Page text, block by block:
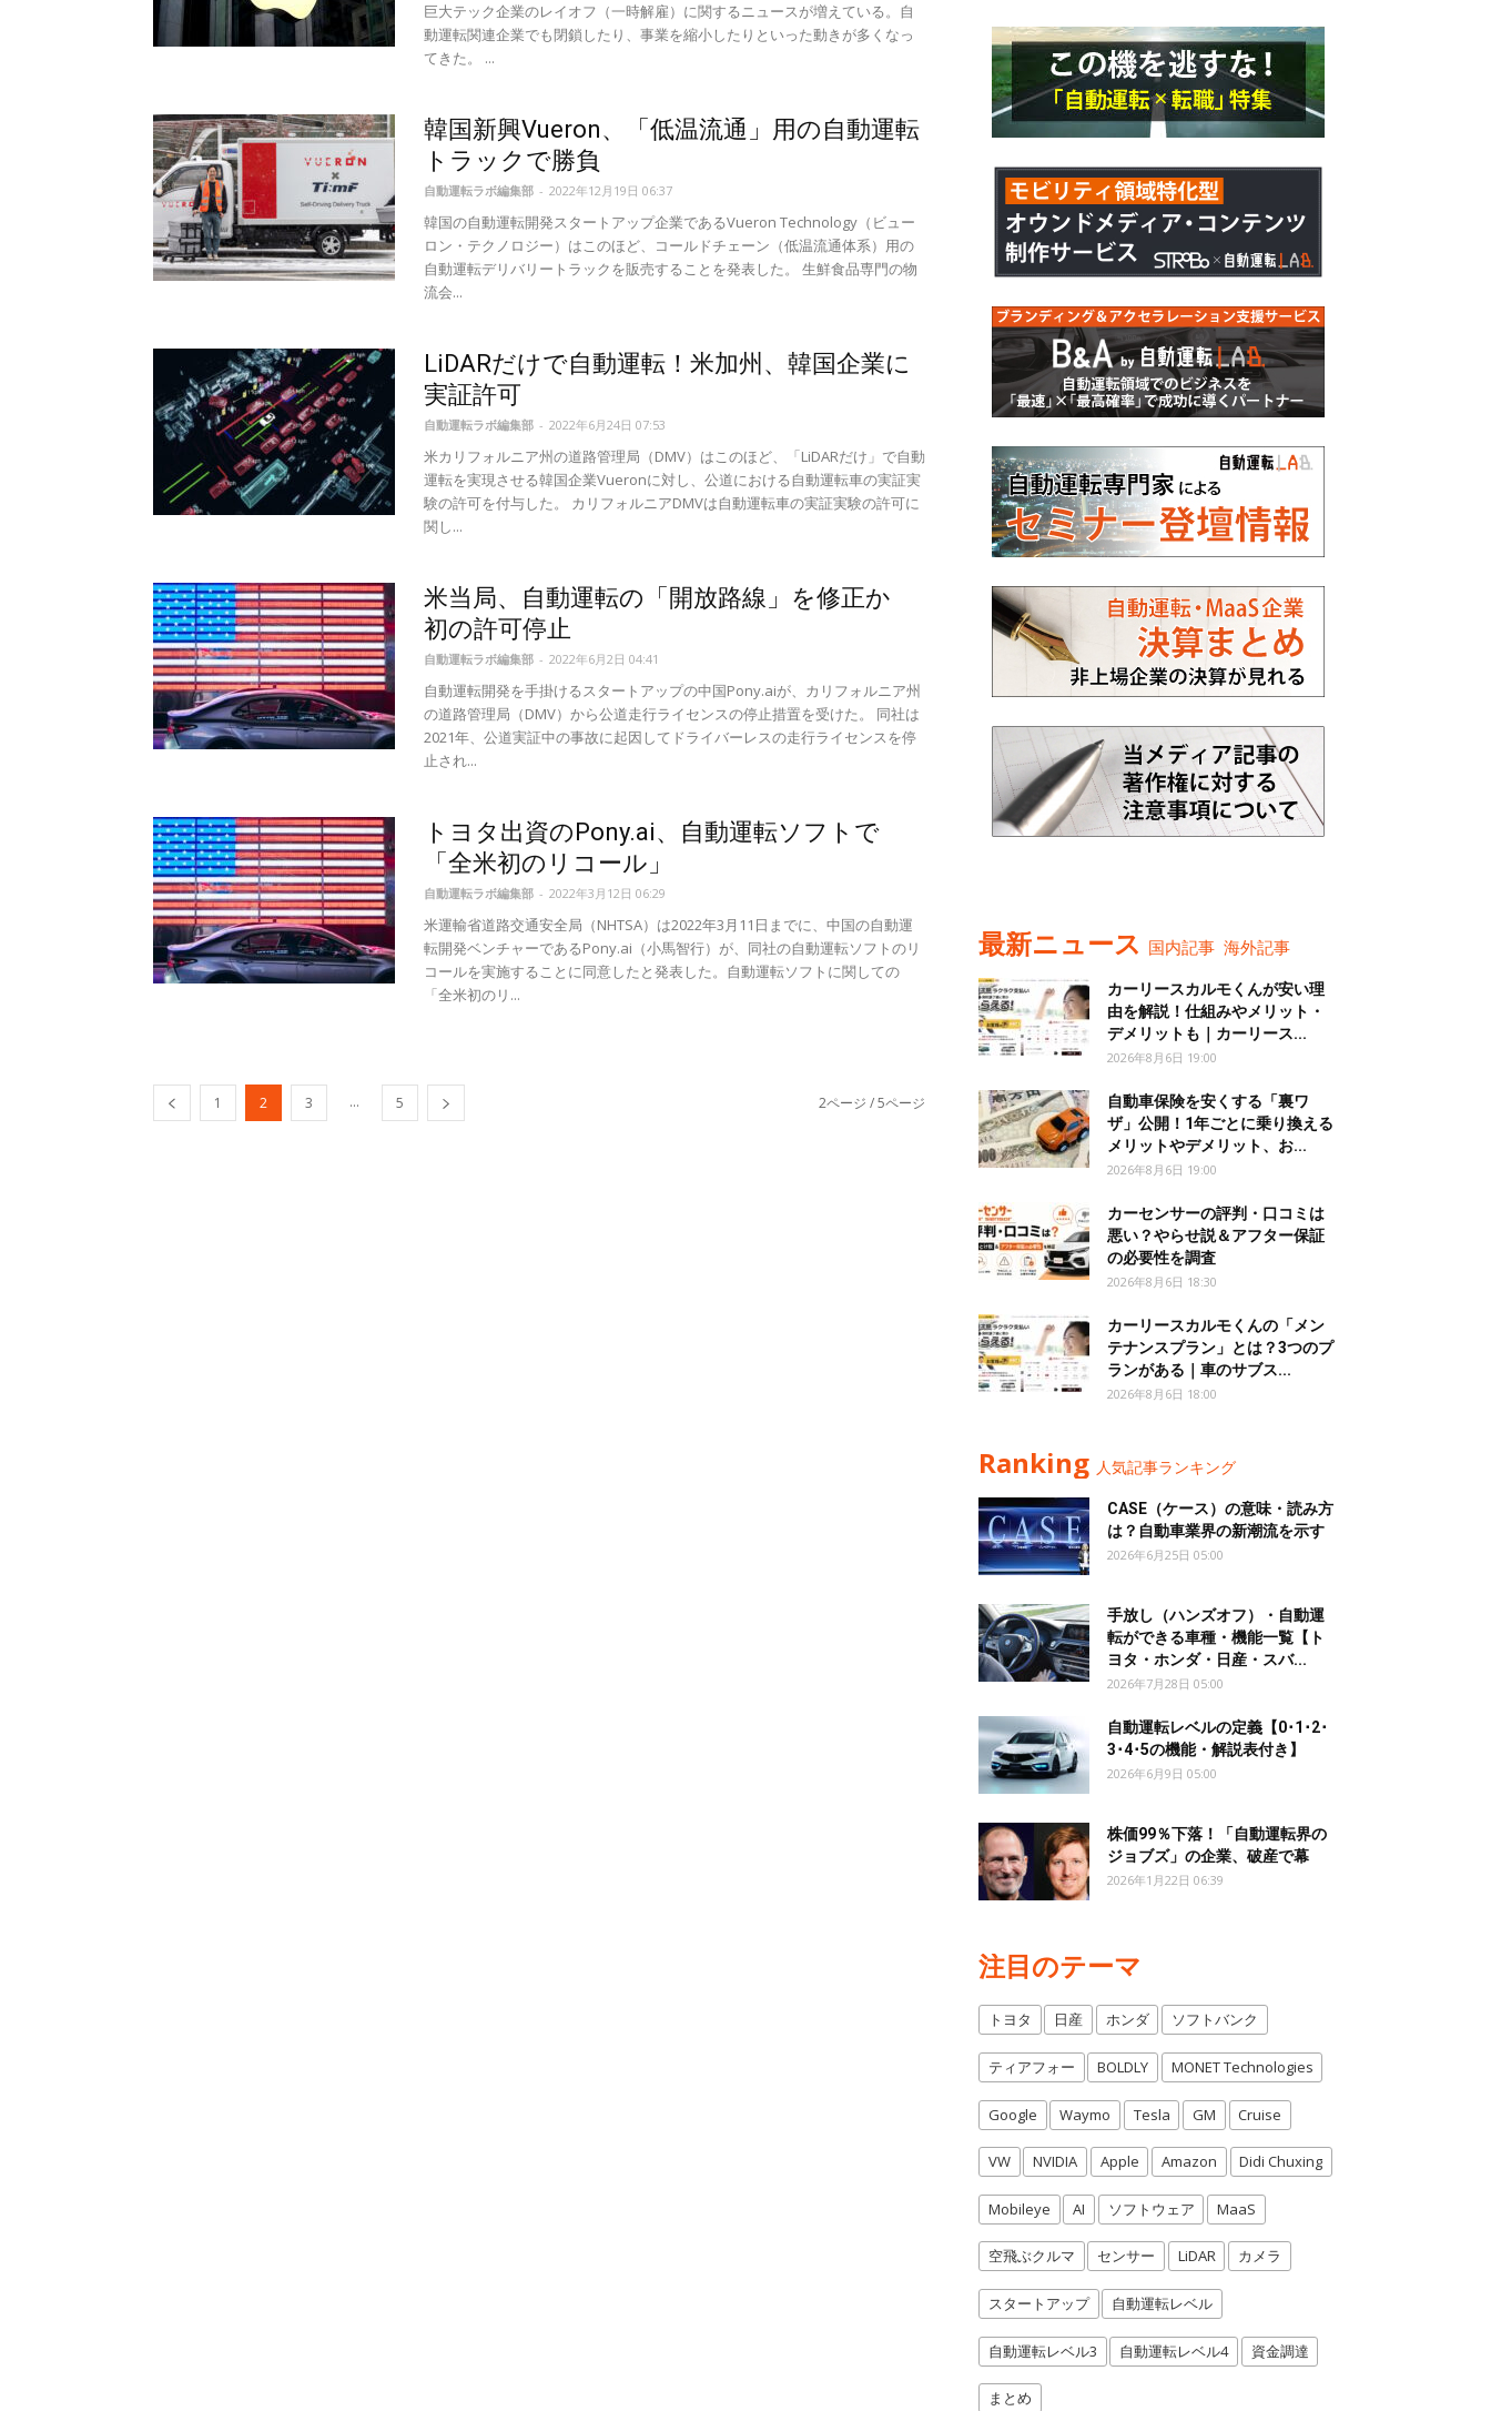
巨大テック企業のレイオフ（一時解雇）に関するニュースが増えている。自
動運転関連企業でも閉鎖したり、事業を縮小したりといった動きが多くなっ
てきた。 ...
韓国新興Vueron、「低温流通」用の自動運転
トラックで勝負
自動運転ラボ編集部 - 2022年12月19日 06:37
韓国の自動運転開発スタートアップ企業であるVueron Technology（ビュー
ロン・テクノロジー）はこのほど、コールドチェーン（低温流通体系）用の
自動運転デリバリートラックを販売することを発表した。 生鮮食品専門の物
流会...
LiDARだけで自動運転！米加州、韓国企業に
実証許可
自動運転ラボ編集部 - 2022年6月24日 07:53
米カリフォルニア州の道路管理局（DMV）はこのほど、「LiDARだけ」で自動
運転を実現させる韓国企業Vueronに対し、公道における自動運転車の実証実
験の許可を付与した。 カリフォルニアDMVは自動運転車の実証実験の許可に
関し...
米当局、自動運転の「開放路線」を修正か
初の許可停止
自動運転ラボ編集部 - 2022年6月2日 04:41
自動運転開発を手掛けるスタートアップの中国Pony.aiが、カリフォルニア州
の道路管理局（DMV）から公道走行ライセンスの停止措置を受けた。 同社は
2021年、公道実証中の事故に起因してドライバーレスの走行ライセンスを停
止され...
トヨタ出資のPony.ai、自動運転ソフトで
「全米初のリコール」
自動運転ラボ編集部 - 2022年3月12日 06:29
米運輸省道路交通安全局（NHTSA）は2022年3月11日までに、中国の自動運
転開発ベンチャーであるPony.ai（小馬智行）が、同社の自動運転ソフトのリ
コールを実施することに同意したと発表した。自動運転ソフトに関しての
「全米初のリ...
1 2 3 ... 5 2ページ / 5ページ
最新ニュース 国内記事 海外記事
カーリースカルモくんが安い理
由を解説！仕組みやメリット・
デメリットも｜カーリース...
2026年8月6日 19:00
自動車保険を安くする「裏ワ
ザ」公開！1年ごとに乗り換える
メリットやデメリット、お...
2026年8月6日 19:00
カーセンサーの評判・口コミは
悪い？やらせ説＆アフター保証
の必要性を調査
2026年8月6日 18:30
カーリースカルモくんの「メン
テナンスプラン」とは？3つのプ
ランがある｜車のサブス...
2026年8月6日 18:00
Ranking 人気記事ランキング
CASE（ケース）の意味・読み方
は？自動車業界の新潮流を示す
2026年6月25日 05:00
手放し（ハンズオフ）・自動運
転ができる車種・機能一覧【ト
ヨタ・ホンダ・日産・スバ...
2026年7月28日 05:00
自動運転レベルの定義【0･1･2･
3･4･5の機能・解説表付き】
2026年6月9日 05:00
株価99％下落！「自動運転界の
ジョブズ」の企業、破産で幕
2026年1月22日 06:39
注目のテーマ
トヨタ 日産 ホンダ ソフトバンク
ティアフォー BOLDLY MONET Technologies
Google Waymo Tesla GM Cruise
VW NVIDIA Apple Amazon Didi Chuxing
Mobileye AI ソフトウェア MaaS
空飛ぶクルマ センサー LiDAR カメラ
スタートアップ 自動運転レベル
自動運転レベル3 自動運転レベル4 資金調達
まとめ